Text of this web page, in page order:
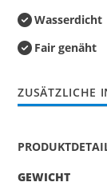
Wasserdicht
Fair genäht
ZUSÄTZLICHE
GEWICHT